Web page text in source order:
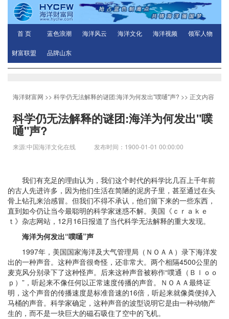
首 页 蓝色浪潮 海洋风云 海洋文化 海洋视频 领军人物
财富联盟 品牌山东
海洋财富网 >> 科学仍无法解释的谜团:海洋为何发出"噗嗵"声? >> 正文内容
科学仍无法解释的谜团:海洋为何发出"噗
嗵"声?
来源:中国海洋文化在线 发布时间：1900-01-01 00:00:00
我们有充足的理由认为，我们这个时代的科学比几百上千年前
的古人先进许多，因为他们生活在简陋的泥房子里，甚至通过在头
骨上钻孔来治感冒。但我们不得不承认，他们留下来的一些东西，
直到如今仍让当今最聪明的科学家迷惑不解。美国《ｃｒａｋｅ
ｔ》杂志网站，12月16日报道了当代科学无法解释的重大发现。
海洋为何发出“噗嗵”声
1997年，美国国家海洋及大气管理局（ＮＯＡＡ）录下海洋发
出的一种声音。这种声音很奇怪，还非常大。两个相隔4500公里的
麦克风分别录下了这种怪声。后来这种声音被称作“噗通（Ｂｌｏｏ
ｐ）”，听起来不像任何以正常速度传播的声音。ＮＯＡＡ最终证
明，这个声音的传播速度是标准音速的16倍，听起来就像粪便掉入
马桶的声音。科学家确定，这种声音的波型说明它是由一种动物产
生的，而不是一块巨大的磁石吸住了空中的飞机。